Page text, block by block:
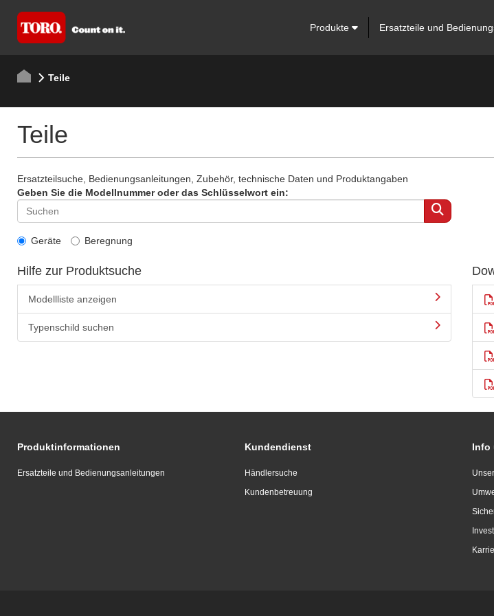
Produkte Ersatzteile und
Teile
Teile
Ersatzteilsuche, Bedienungsanleitungen, Zubehör, technische Daten und Produktangaben
Geben Sie die Modellnummer oder das Schlüsselwort ein:
Geräte Beregnung
Hilfe zur Produktsuche
Modellliste anzeigen
Typenschild suchen
Produktinformationen
Ersatzteile und Bedienungsanleitungen
Kundendienst
Händlersuche
Kundenbetreuung
Info